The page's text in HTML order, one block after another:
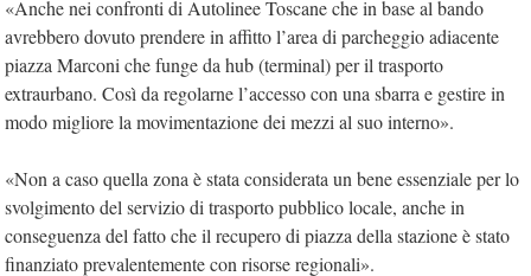
«Anche nei confronti di Autolinee Toscane che in base al bando
avrebbero dovuto prendere in affitto l’area di parcheggio adiacente
piazza Marconi che funge da hub (terminal) per il trasporto
extraurbano. Così da regolarne l’accesso con una sbarra e gestire in
modo migliore la movimentazione dei mezzi al suo interno».
«Non a caso quella zona è stata considerata un bene essenziale per lo
svolgimento del servizio di trasporto pubblico locale, anche in
conseguenza del fatto che il recupero di piazza della stazione è stato
finanziato prevalentemente con risorse regionali».